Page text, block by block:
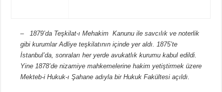
– 1879’da Teşkilat-ı Mehakim Kanunu ile savcılık ve noterlik
gibi kurumlar Adliye teşkilatının içinde yer aldı. 1875’te
İstanbul’da, sonraları her yerde avukatlık kurumu kabul edildi.
Yine 1878’de nizamiye mahkemelerine hakim yetiştirmek üzere
Mekteb-i Hukuk-ı Şahane adıyla bir Hukuk Fakültesi açıldı.